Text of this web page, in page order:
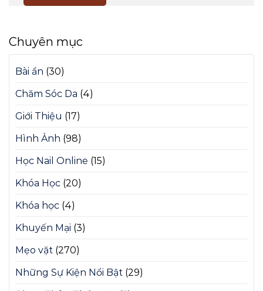
Chuyên mục
Bài ẩn (30)
Chăm Sóc Da (4)
Giới Thiệu (17)
Hình Ảnh (98)
Học Nail Online (15)
Khóa Học (20)
Khóa học (4)
Khuyến Mại (3)
Mẹo vặt (270)
Những Sự Kiện Nổi Bật (29)